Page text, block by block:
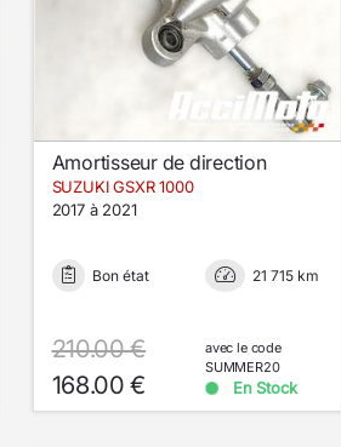
Amortisseur de direction
SUZUKI GSXR 1000
2017 à 2021
Bon état 21 715 km
210.00 €
168.00 €
avec le code
SUMMER20
En Stock